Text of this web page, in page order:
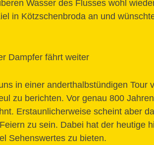
Wasser des Flusses wohl
in Kötzschenbroda an und
in einer anderthalbstündigen Tour
zu berichten. Vor genau 800
Erstaunlicherweise scheint aber
zu sein. Dabei hat der heutige
Sehenswertes zu bieten.